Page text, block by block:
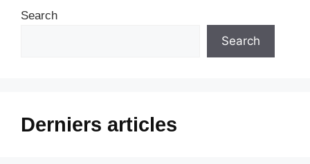
Search
Search
Derniers articles